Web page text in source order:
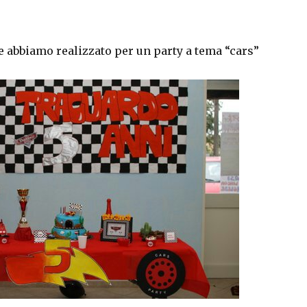
abbiamo realizzato per un party a tema “cars”